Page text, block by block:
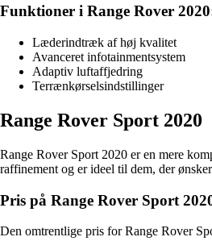
Funktioner i Range Rover
Læderindtræk af høj kvalitet
Avanceret infotainmentsystem
Adaptiv luftaffjedring
Terrænkørselsindstillinger
Range Rover Sport 2020
Range Rover Sport 2020 er en mere
raffinement og er ideel til dem, der
Pris på Range Rover Sport
Den omtrentlige pris for Range Rover